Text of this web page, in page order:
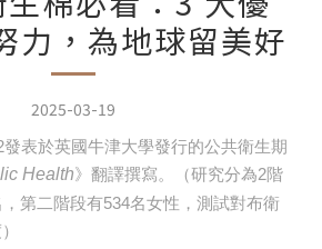
力，為地球留美好
2025-03-19
表於英國牛津大學發行的公共衛生期
Health》翻譯撰寫。（研究分為2階
第二階段有534名女性，測試對布衛